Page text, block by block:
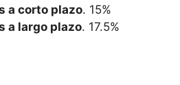
a corto plazo. 15%
a largo plazo. 17.5%